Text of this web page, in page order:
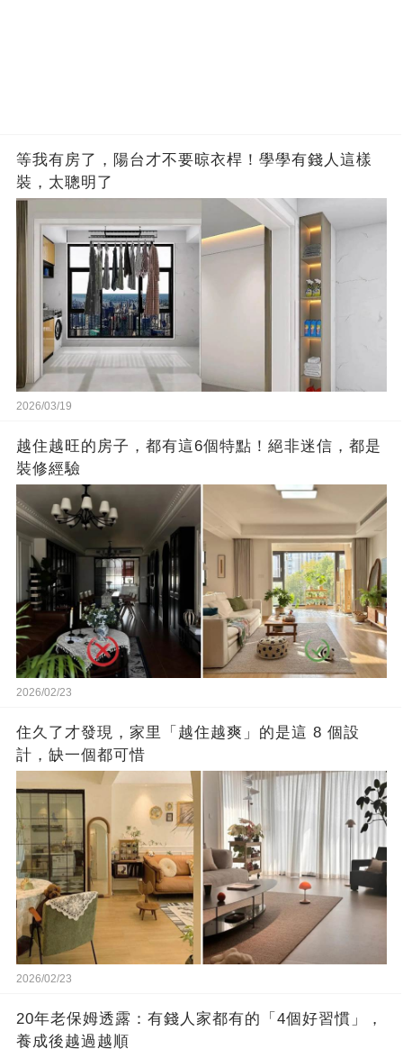
等我有房了，陽台才不要晾衣桿！學學有錢人這樣
裝，太聰明了
2026/03/19
越住越旺的房子，都有這6個特點！絕非迷信，都是
裝修經驗
2026/02/23
住久了才發現，家里「越住越爽」的是這 8 個設
計，缺一個都可惜
2026/02/23
20年老保姆透露：有錢人家都有的「4個好習慣」，
養成後越過越順